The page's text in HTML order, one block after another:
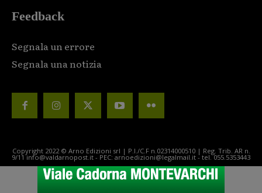
Feedback
Segnala un errore
Segnala una notizia
Copyright 2022 © Arno Edizioni srl | P.I./C.F n.02314000510 | Reg. Trib. AR n.
9/11 info@valdarnopost.it - PEC: arnoedizioni@legalmail.it - tel. 055.5353443